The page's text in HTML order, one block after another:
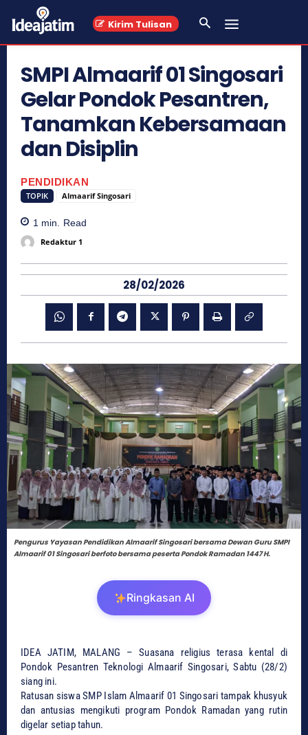
Kirim Tulisan
SMPI Almaarif 01 Singosari
Gelar Pondok Pesantren,
Tanamkan Kebersamaan
dan Disiplin
PENDIDIKAN
TOPIK Almaarif Singosari
1 min. Read
Redaktur 1
28/02/2026
Pengurus Yayasan Pendidikan Almaarif Singosari bersama Dewan Guru SMPI
Almaarif 01 Singosari berfoto bersama peserta Pondok Ramadan 1447 H.
Ringkasan AI
IDEA JATIM, MALANG – Suasana religius terasa kental di
Pondok Pesantren Teknologi Almaarif Singosari, Sabtu (28/2)
siang ini.
Ratusan siswa SMP Islam Almaarif 01 Singosari tampak khusyuk
dan antusias mengikuti program Pondok Ramadan yang rutin
digelar setiap tahun.